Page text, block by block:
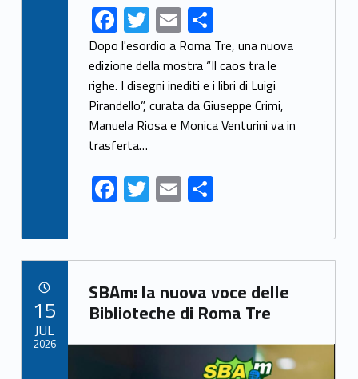
F
ac
e
b
o
o
k
T
w
itt
er
E
m
ai
l
S
h
ar
e
Dopo l'esordio a Roma Tre, una nuova
edizione della mostra “Il caos tra le
righe. I disegni inediti e i libri di Luigi
Pirandello”, curata da Giuseppe Crimi,
Manuela Riosa e Monica Venturini va in
trasferta…
F
ac
e
b
o
o
k
T
w
itt
er
E
m
ai
l
S
ar
e
Link identifier archive #link-archive-29278
SBAm: la nuova voce delle
Biblioteche di Roma Tre
Link identifier archive #link-archive-thumb-soap-47447
15
JUL
2026